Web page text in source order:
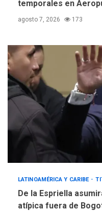
temporales en
agosto 7, 2026 173
LATINOAMÉRICA Y CARIBE
De la Espriella
atípica fuera de